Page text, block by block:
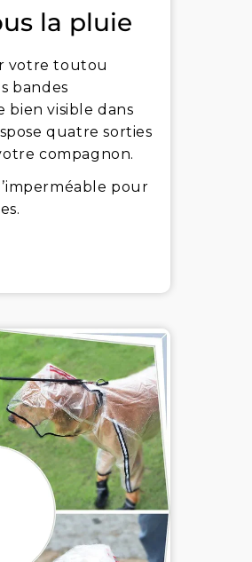
la pluie
votre toutou
bandes
bien visible dans
quatre sorties
compagnon.
pour